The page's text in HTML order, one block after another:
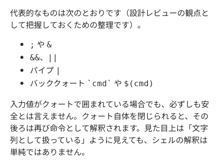
代表的なものは次のとおりです（設計レビューの観点と
して把握しておくための整理です）。
; や &
&&、 ||
パイプ |
バッククォート `cmd` や $(cmd)
入力値がクォートで囲まれている場合でも、必ずしも安
全とは言えません。クォート自体を閉じられると、その
後ろは再び命令として解釈されます。見た目上は「文字
列として扱っている」ように見えても、シェルの解釈は
単純ではありません。